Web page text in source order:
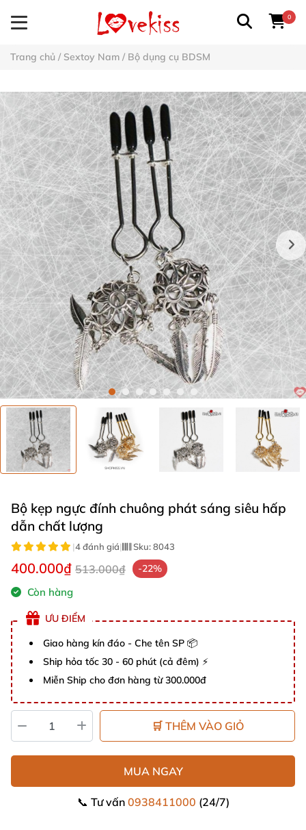
0
Trang chủ / Sextoy Nam / Bộ dụng cụ BDSM
Bộ kẹp ngực đính chuông phát sáng siêu hấp
dẫn chất lượng
|4 đánh giá| Sku:8043
400.000₫ 513.000₫ -22%
Còn hàng
ƯU ĐIỂM
Giao hàng kín đáo - Che tên SP 📦
Ship hỏa tốc 30 - 60 phút (cả đêm) ⚡
Miễn Ship cho đơn hàng từ 300.000đ
🛒 THÊM VÀO GIỎ
MUA NGAY
📞 Tư vấn 0938411000 (24/7)